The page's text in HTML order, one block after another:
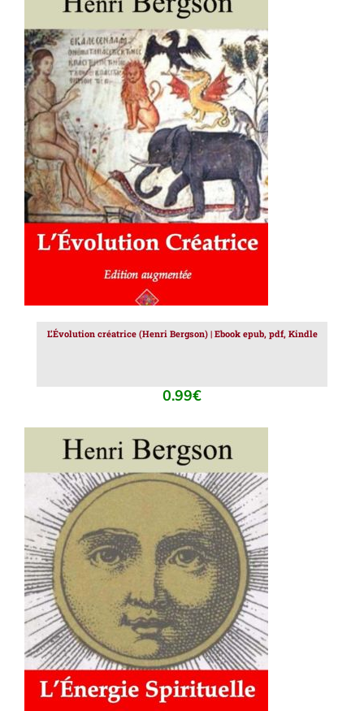
AJOUTER AU PANIER / DÉTAILS
L’Évolution créatrice (Henri Bergson) | Ebook epub, pdf, Kindle
0.99€
AJOUTER AU PANIER DÉTAILS